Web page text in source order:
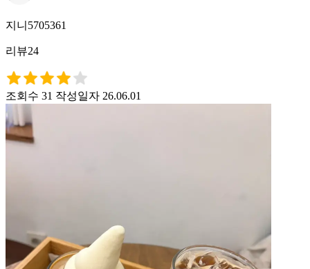
지니5705361
리뷰24
조회수 31 작성일자 26.06.01